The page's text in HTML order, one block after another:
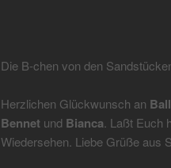
Die B-chen von den
Herzlichen Glückwunsch an
Bennet und Bianca. Laßt Euch
Wiedersehen. Liebe Grüße aus